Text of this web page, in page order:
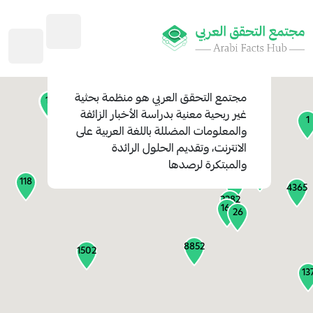
8852
127
45
2282
4365
1502
118
1113
26
1
161
مجتمع التحقق العربيهو منظمة بحثية
غير ربحية معنية بدراسة الأخبار الزائفة
والمعلومات المضللة باللغة العربية على
الانترنت، وتقديم الحلول الرائدة
والمبتكرة لرصدها